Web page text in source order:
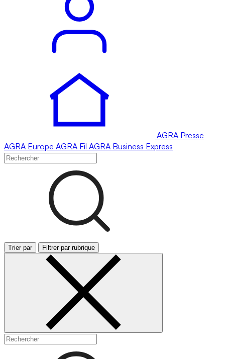
AGRA Presse
AGRA Europe AGRA Fil AGRA Business Express
Trier par Filtrer par rubrique